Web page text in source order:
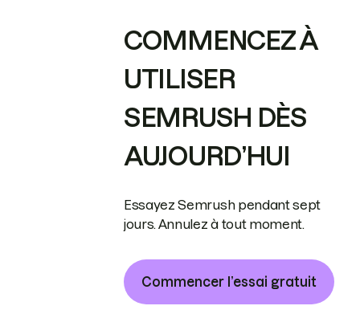
COMMENCEZ À
UTILISER
SEMRUSH DÈS
AUJOURD’HUI
Essayez Semrush pendant sept
jours. Annulez à tout moment.
Commencer l’essai gratuit